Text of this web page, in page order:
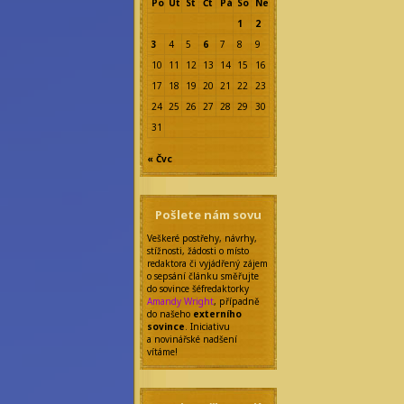
Po Út St Čt Pá So
Ne
1
2
3
4 5 6 7 8
9
10
11 12 13 14 15
16
17
18 19 20 21 22 23
24 25 26 27 28 29
30
31
« Čvc
Pošlete nám sovu
Veškeré postřehy, návrhy,
stížnosti, žádosti o místo
redaktora či vyjádřený zájem
o sepsání článku směřujte
do sovince šéfredaktorky
Amandy Wright, případně
do našeho externího
sovince. Iniciativu
a novinářské nadšení
vítáme!